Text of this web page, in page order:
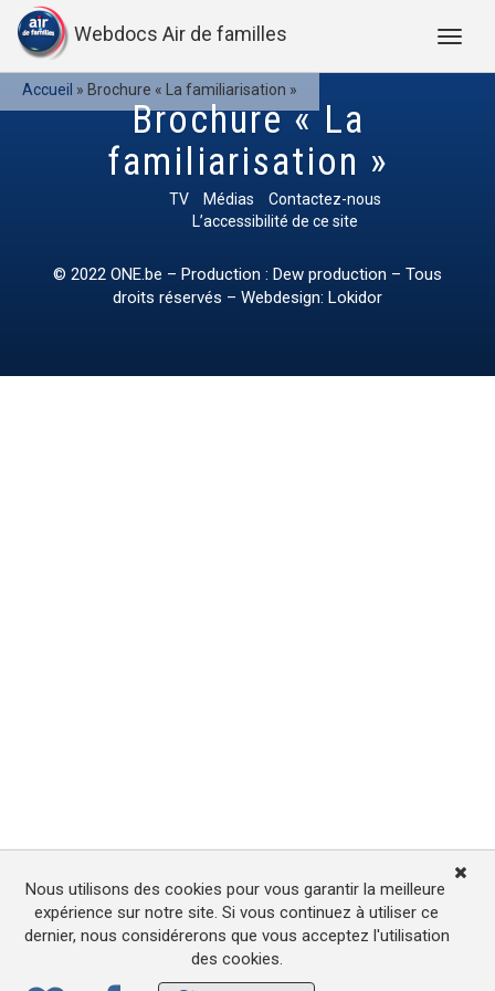
Webdocs Air de familles
Accueil » Brochure « La familiarisation »
Brochure « La
familiarisation »
TV Médias
Contactez-nous
L’accessibilité de ce site
© 2022 ONE.be – Production : Dew production – Tous
droits réservés – Webdesign: Lokidor
Nous utilisons des cookies pour vous garantir la meilleure
expérience sur notre site. Si vous continuez à utiliser ce
dernier, nous considérerons que vous acceptez l'utilisation
des cookies.